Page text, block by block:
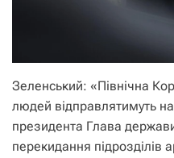
Зеленський: «Північна
людей відправлятимуть
президента Глава
перекидання підрозділів